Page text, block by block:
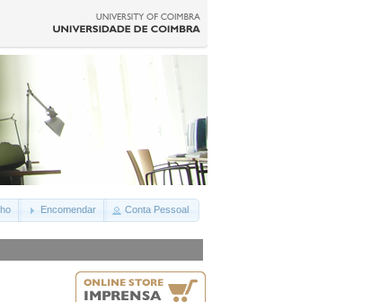
Encomendar Conta Pessoal